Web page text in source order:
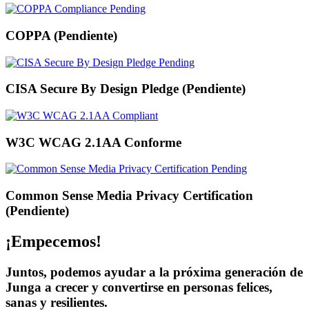
COPPA (Pendiente)
CISA Secure By Design Pledge (Pendiente)
W3C WCAG 2.1AA Conforme
Common Sense Media Privacy Certification
(Pendiente)
¡Empecemos!
Juntos, podemos ayudar a la próxima generación de
Junga a crecer y convertirse en personas felices,
sanas y resilientes.